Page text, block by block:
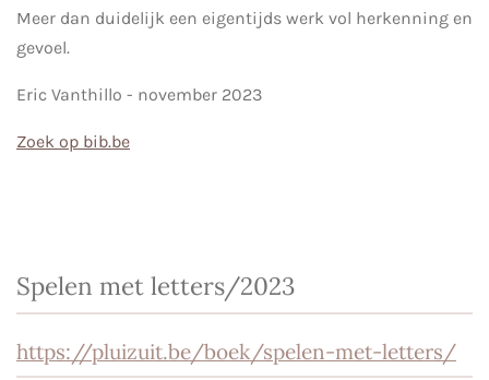
Meer dan duidelijk een eigentijds werk vol herkenning en
gevoel.
Eric Vanthillo - november 2023
Zoek op bib.be
Spelen met letters/2023
https://pluizuit.be/boek/spelen-met-letters/